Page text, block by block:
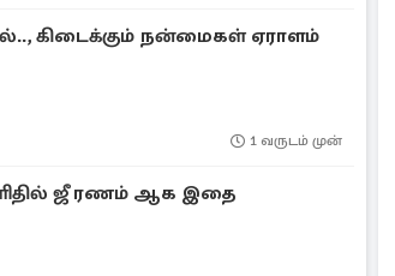
கிடைக்கும் நன்மைகள் ஏராளம்
1 வருடம் முன்
ஜீ ரணம் ஆக இதை